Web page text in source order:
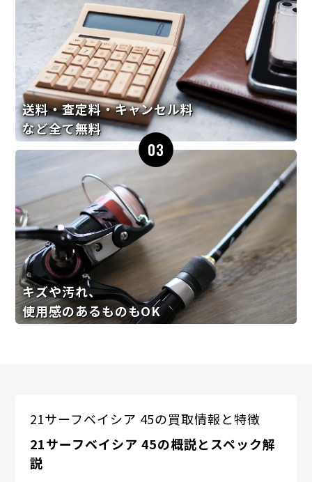
送料・査定料・キャンセル料
など全て無料
03
キズや汚れ、
使用感のあるものもOK
21サーフベイシア 45の買取情報と特徴
21サーフベイシア 45の概説とスペック解
説